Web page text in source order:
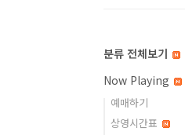
분류 전체보기
Now Playing
예매하기
상영시간표